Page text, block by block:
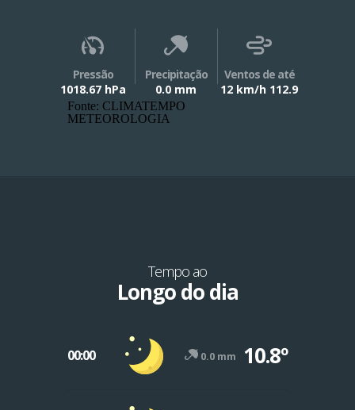
Pressão
1018.67 hPa
Precipitação
0.0 mm
Ventos de até
12 km/h 112.9
Fonte: CLIMATEMPO
METEOROLOGIA
Tempo ao
Longo do dia
00:00 0.0 mm 10.8º